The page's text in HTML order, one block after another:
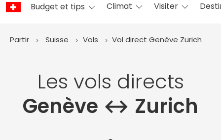
Budget et tips Climat Visiter
Partir Suisse Vols Vol direct Genève Zurich
Les vols directs
Genève ↔︎ Zurich
☀️ Où partir par mois
Juillet
Août Septembre
Octobre